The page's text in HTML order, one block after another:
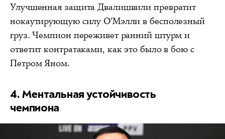
Улучшенная защита Двалишвили превратит
нокаутирующую силу О’Мэлли в бесполезный
груз. Чемпион переживет ранний штурм и
ответит контратаками, как это было в бою с
Петром Яном.
4. Ментальная устойчивость
чемпиона